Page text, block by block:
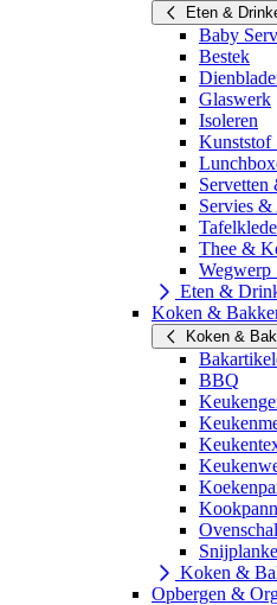
Eten &
Baby
Bestek
Glaswerk
Isoleren
Kunststof
Servetten
Servies
Thee &
Wegwerp
Eten &
Koken &
Koken &
BBQ
Koken &
Opbergen &